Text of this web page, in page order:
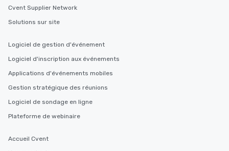
Cvent Supplier Network
Solutions sur site
Logiciel de gestion d'événement
Logiciel d'inscription aux événements
Applications d'événements mobiles
Gestion stratégique des réunions
Logiciel de sondage en ligne
Plateforme de webinaire
Accueil Cvent